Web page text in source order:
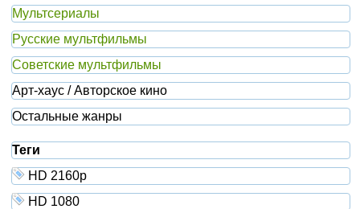
Мультсериалы
Русские мультфильмы
Советские мультфильмы
Арт-хаус / Авторское кино
Остальные жанры
Теги
HD 2160р
HD 1080